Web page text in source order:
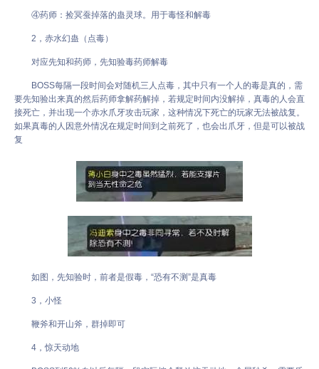
④药师：捡冥蚕掉落的蛊灵球。用于毒怪和解毒
2，赤水幻蛊（点毒）
对应先知和药师，先知验毒药师解毒
BOSS每隔一段时间会对随机三人点毒，其中只有一个人的毒是真的，需
要先知验出来真的然后药师拿解药解掉，若规定时间内没解掉，真毒的人会直
接死亡，并出现一个赤水爪牙攻击玩家，这种情况下死亡的玩家无法被战复。
如果真毒的人因意外情况在规定时间到之前死了，也会出爪牙，但是可以被战
复
如图，先知验时，前者是假毒，“恐有不测”是真毒
3，小怪
鞭斧和开山斧，群掉即可
4，惊天动地